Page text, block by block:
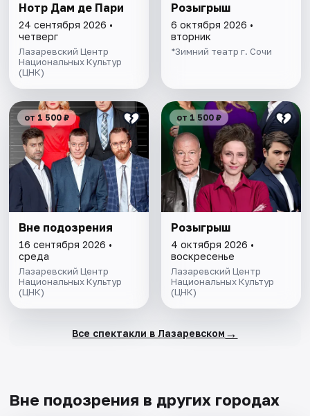
Нотр Дам де Пари
24 сентября 2026 •
четверг
Лазаревский Центр
Национальных Культур
(ЦНК)
Розыгрыш
6 октября 2026 •
вторник
*Зимний театр г. Сочи
от 1 500 ₽
Вне подозрения
16 сентября 2026 •
среда
Лазаревский Центр
Национальных Культур
(ЦНК)
от 1 500 ₽
Розыгрыш
4 октября 2026 •
воскресенье
Лазаревский Центр
Национальных Культур
(ЦНК)
Все спектакли в Лазаревском →
Вне подозрения в других городах